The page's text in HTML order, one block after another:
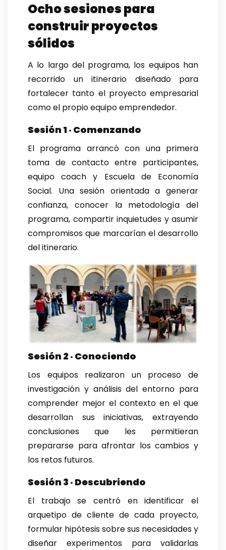
Ocho sesiones para
construir proyectos
sólidos
A lo largo del programa, los equipos han
recorrido un itinerario diseñado para
fortalecer tanto el proyecto empresarial
como el propio equipo emprendedor.
Sesión 1 · Comenzando
El programa arrancó con una primera
toma de contacto entre participantes,
equipo coach y Escuela de Economía
Social. Una sesión orientada a generar
confianza, conocer la metodología del
programa, compartir inquietudes y asumir
compromisos que marcarían el desarrollo
del itinerario.
Sesión 2 · Conociendo
Los equipos realizaron un proceso de
investigación y análisis del entorno para
comprender mejor el contexto en el que
desarrollan sus iniciativas, extrayendo
conclusiones que les permitieran
prepararse para afrontar los cambios y
los retos futuros.
Sesión 3 · Descubriendo
El trabajo se centró en identificar el
arquetipo de cliente de cada proyecto,
formular hipótesis sobre sus necesidades y
diseñar experimentos para validarlas